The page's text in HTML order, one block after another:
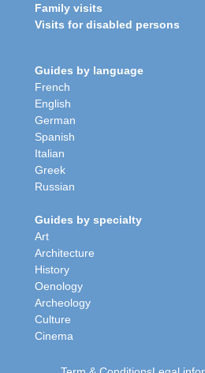
Family visits
Visits for disabled persons
Guides by language
French
English
German
Spanish
Italian
Greek
Russian
Guides by specialty
Art
Architecture
History
Oenology
Archeology
Culture
Cinema